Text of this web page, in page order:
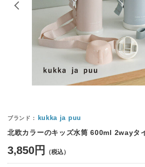
kukka ja puu
北欧カラーのキッズ水筒 600ml 2wayタ
3,850円